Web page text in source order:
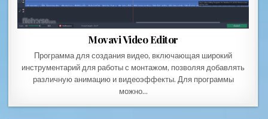
Movavi Video Editor
Программа для создания видео, включающая широкий
инструментарий для работы с монтажом, позволяя добавлять
различную анимацию и видеоэффекты. Для программы
можно…